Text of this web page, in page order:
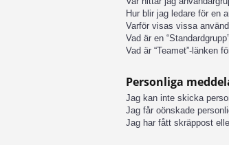
Hur blir jag ledare för en
Varför visas vissa
Vad är en
Vad är “Teamet”-länken
Personliga
Jag kan inte skicka
Jag får oönskade
Jag har fått skräppost